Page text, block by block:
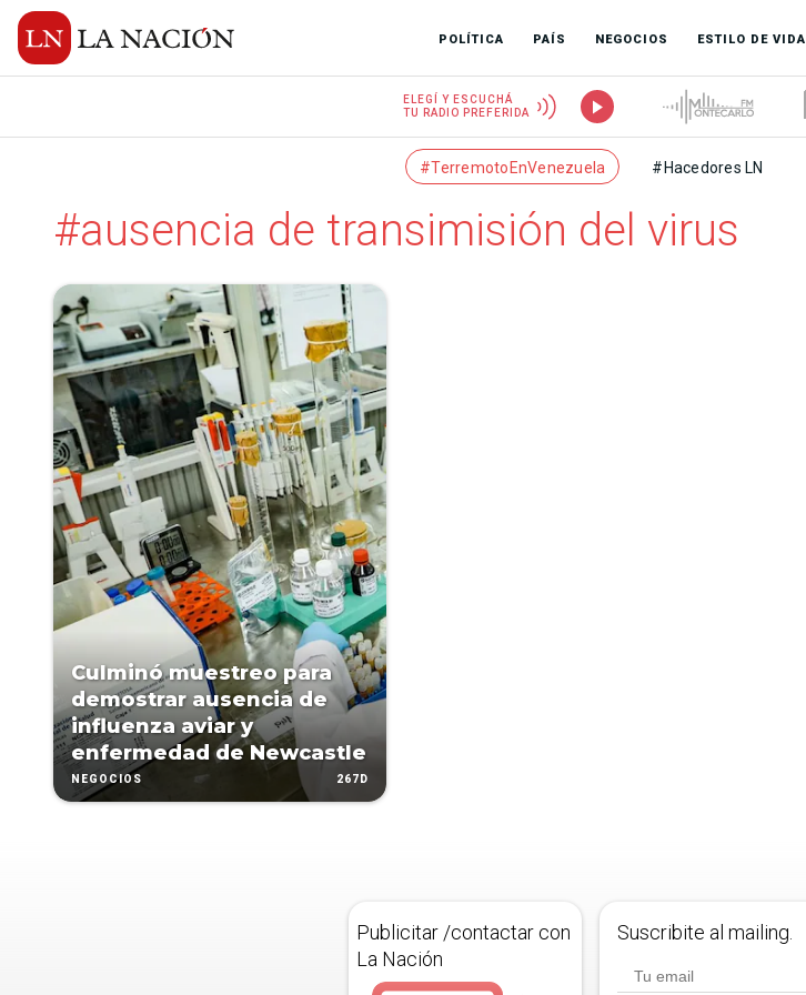
POLÍTICA PAÍS NEGOCIOS ESTILO DE VIDA
ELEGÍ Y ESCUCHÁ
TU RADIO PREFERIDA
#TerremotoEnVenezuela #Hacedores LN
#ausencia de transimisión del virus
Culminó muestreo para
demostrar ausencia de
influenza aviar y
enfermedad de Newcastle
NEGOCIOS 267D
Publicitar /contactar con
La Nación
Suscribite al mailing.